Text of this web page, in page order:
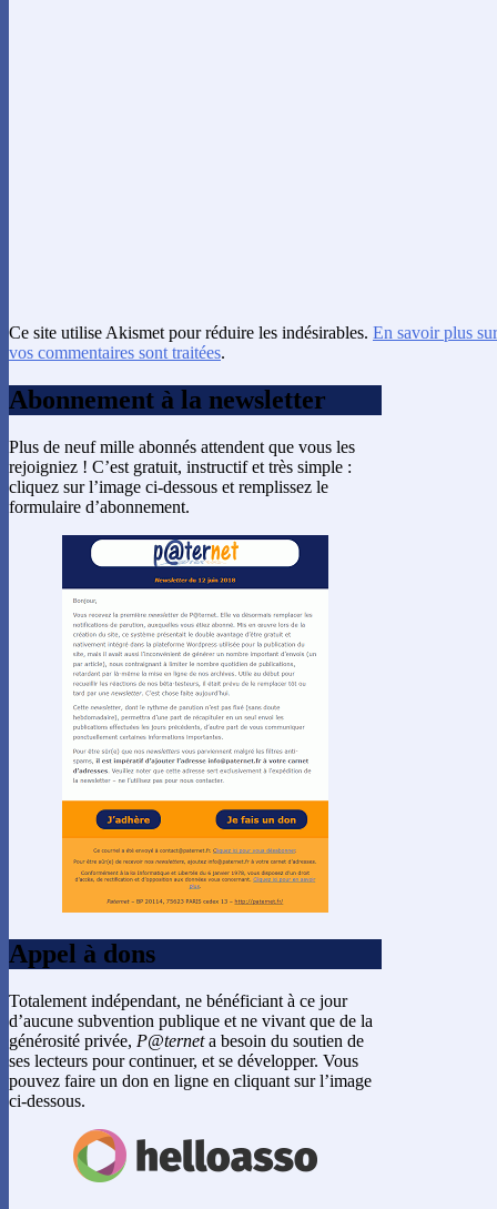
Ce site utilise Akismet pour réduire les indésirables. En savoir plus
vos commentaires sont traitées.
Abonnement à la newsletter
Plus de neuf mille abonnés attendent que vous les
rejoigniez ! C’est gratuit, instructif et très simple :
cliquez sur l’image ci-dessous et remplissez le
formulaire d’abonnement.
Appel à dons
Totalement indépendant, ne bénéficiant à ce jour
d’aucune subvention publique et ne vivant que de la
générosité privée, P@terneta besoin du soutien de
ses lecteurs pour continuer, et se développer. Vous
pouvez faire un don en ligne en cliquant sur l’image
ci-dessous.